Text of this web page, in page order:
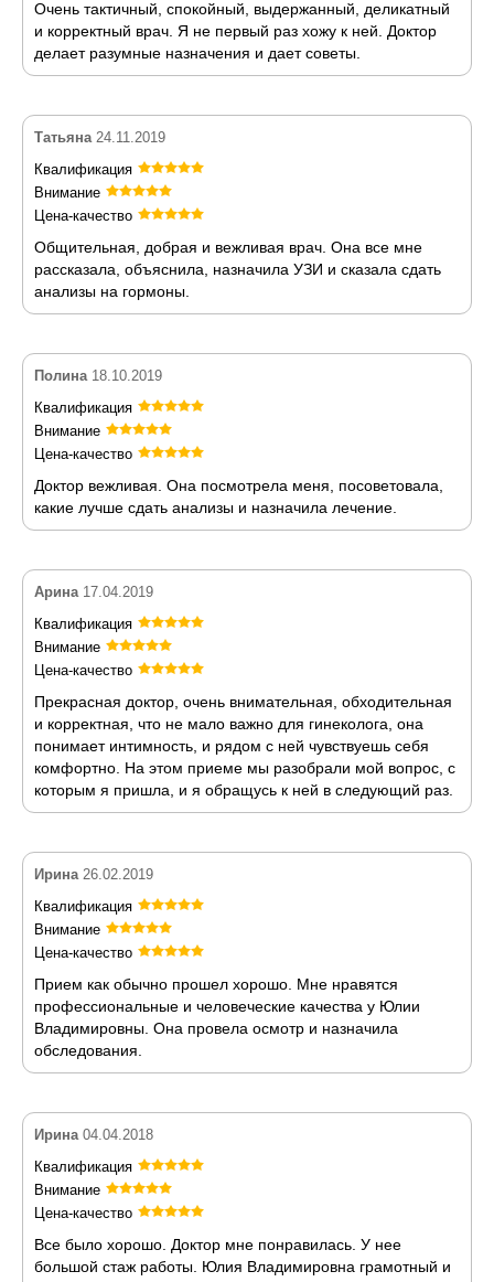
Очень тактичный, спокойный, выдержанный, деликатный
и корректный врач. Я не первый раз хожу к ней. Доктор
делает разумные назначения и дает советы.
Татьяна 24.11.2019
Квалификация
Внимание
Цена-качество
Общительная, добрая и вежливая врач. Она все мне
рассказала, объяснила, назначила УЗИ и сказала сдать
анализы на гормоны.
Полина 18.10.2019
Квалификация
Внимание
Цена-качество
Доктор вежливая. Она посмотрела меня, посоветовала,
какие лучше сдать анализы и назначила лечение.
Арина 17.04.2019
Квалификация
Внимание
Цена-качество
Прекрасная доктор, очень внимательная, обходительная
и корректная, что не мало важно для гинеколога, она
понимает интимность, и рядом с ней чувствуешь себя
комфортно. На этом приеме мы разобрали мой вопрос, с
которым я пришла, и я обращусь к ней в следующий раз.
Ирина 26.02.2019
Квалификация
Внимание
Цена-качество
Прием как обычно прошел хорошо. Мне нравятся
профессиональные и человеческие качества у Юлии
Владимировны. Она провела осмотр и назначила
обследования.
Ирина 04.04.2018
Квалификация
Внимание
Цена-качество
Все было хорошо. Доктор мне понравилась. У нее
большой стаж работы. Юлия Владимировна грамотный и